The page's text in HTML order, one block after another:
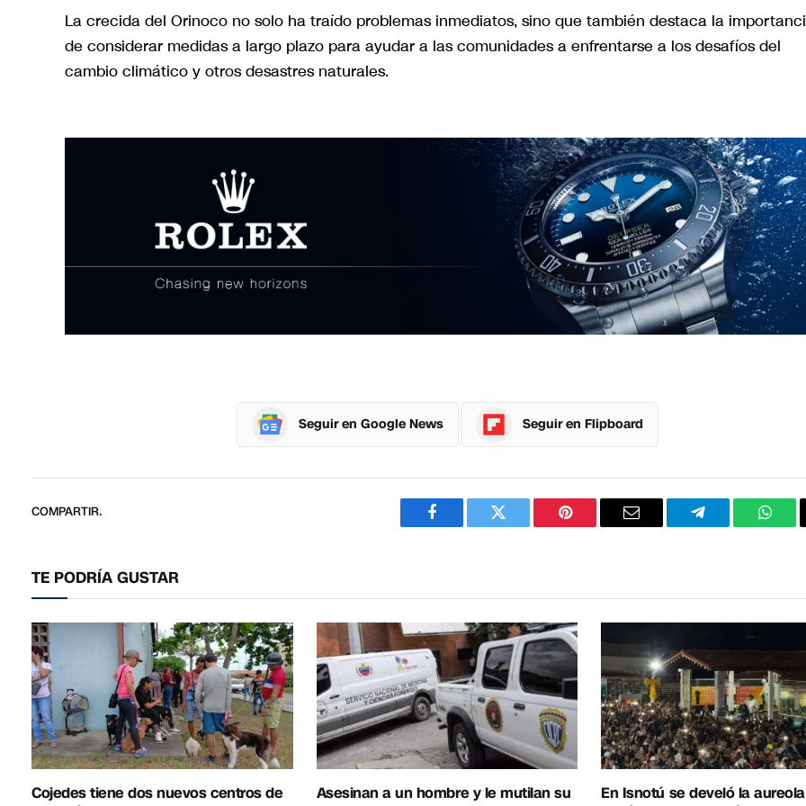
La crecida del Orinoco no solo ha traído problemas inmediatos, sino que también destaca la
de considerar medidas a largo plazo para ayudar a las comunidades a enfrentarse a los desafíos del
cambio climático y otros desastres naturales.
Seguir en Google News Seguir en Flipboard
COMPARTIR.
FacebookTwitter PinterestCorreo
Telegram
TE PODRÍA GUSTAR
Cojedes tiene dos nuevos centros de
Asesinan a un hombre y le mutilan su
En Isnotú se develó la